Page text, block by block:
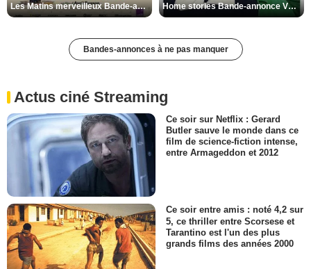
Les Matins merveilleux Bande-annonce VF Home stories Bande-annonce VO STFR
Bandes-annonces à ne pas manquer
Actus ciné Streaming
Ce soir sur Netflix : Gerard
Butler sauve le monde dans ce
film de science-fiction intense,
entre Armageddon et 2012
Ce soir entre amis : noté 4,2 sur
5, ce thriller entre Scorsese et
Tarantino est l'un des plus
grands films des années 2000